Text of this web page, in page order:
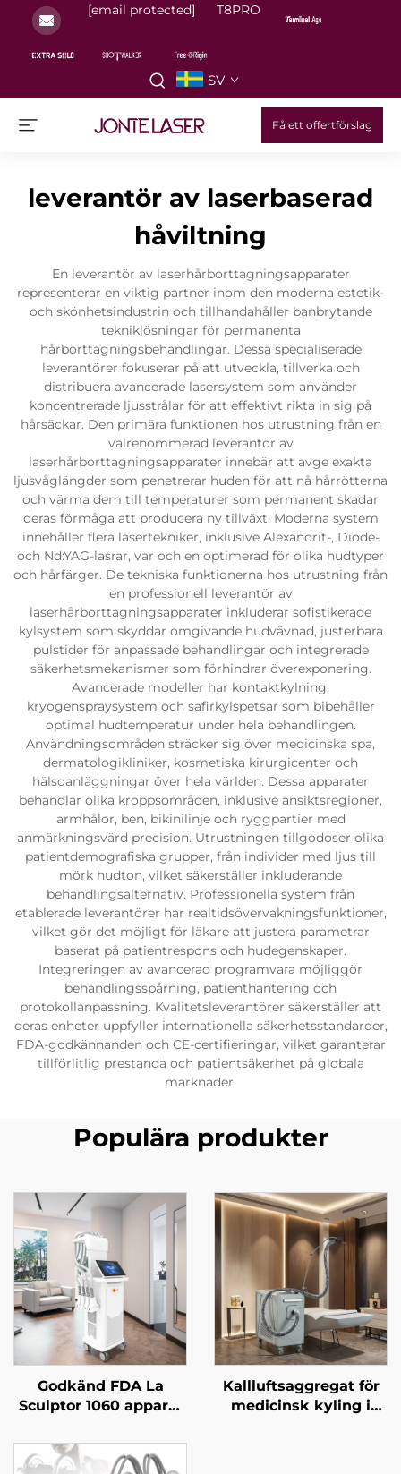
[email protected] T8PRO
SV
Få ett offertförslag
leverantör av laserbaserad
håviltning
En leverantör av laserhårborttagningsapparater
representerar en viktig partner inom den moderna estetik-
och skönhetsindustrin och tillhandahåller banbrytande
tekniklösningar för permanenta
hårborttagningsbehandlingar. Dessa specialiserade
leverantörer fokuserar på att utveckla, tillverka och
distribuera avancerade lasersystem som använder
koncentrerade ljusstrålar för att effektivt rikta in sig på
hårsäckar. Den primära funktionen hos utrustning från en
välrenommerad leverantör av
laserhårborttagningsapparater innebär att avge exakta
ljusvåglängder som penetrerar huden för att nå hårrötterna
och värma dem till temperaturer som permanent skadar
deras förmåga att producera ny tillväxt. Moderna system
innehåller flera lasertekniker, inklusive Alexandrit-, Diode-
och Nd:YAG-lasrar, var och en optimerad för olika hudtyper
och hårfärger. De tekniska funktionerna hos utrustning från
en professionell leverantör av
laserhårborttagningsapparater inkluderar sofistikerade
kylsystem som skyddar omgivande hudvävnad, justerbara
pulstider för anpassade behandlingar och integrerade
säkerhetsmekanismer som förhindrar överexponering.
Avancerade modeller har kontaktkylning,
kryogenspraysystem och safirkylspetsar som bibehåller
optimal hudtemperatur under hela behandlingen.
Användningsområden sträcker sig över medicinska spa,
dermatologikliniker, kosmetiska kirurgicenter och
hälsoanläggningar över hela världen. Dessa apparater
behandlar olika kroppsområden, inklusive ansiktsregioner,
armhålor, ben, bikinilinje och ryggpartier med
anmärkningsvärd precision. Utrustningen tillgodoser olika
patientdemografiska grupper, från individer med ljus till
mörk hudton, vilket säkerställer inkluderande
behandlingsalternativ. Professionella system från
etablerade leverantörer har realtidsövervakningsfunktioner,
vilket gör det möjligt för läkare att justera parametrar
baserat på patientrespons och hudegenskaper.
Integreringen av avancerad programvara möjliggör
behandlingsspårning, patienthantering och
protokollanpassning. Kvalitetsleverantörer säkerställer att
deras enheter uppfyller internationella säkerhetsstandarder,
FDA-godkännanden och CE-certifieringar, vilket garanterar
tillförlitlig prestanda och patientsäkerhet på globala
marknader.
Populära produkter
Godkänd FDA La
Sculptor 1060 apparat
cellulitbehandling
med diodlaser vid
Kallluftsaggregat för
medicinsk kyling i